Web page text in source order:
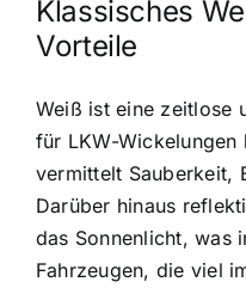
Klassisches
Vorteile
Weiß ist eine zeitlose
für LKW-
vermittelt Sauberkeit,
Darüber hinaus
das Sonnenlicht, was
Fahrzeugen, die viel